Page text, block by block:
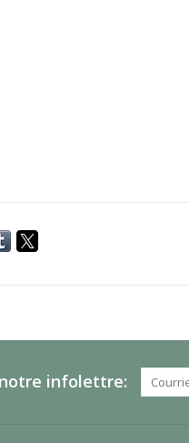
infolettre: